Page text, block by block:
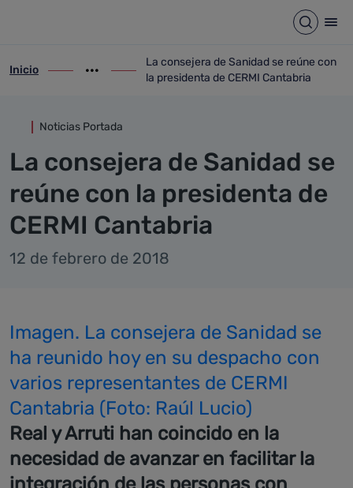
Abrir
ir-a inicio
Inicio
Mostrar opciones del camino de migas
ir-a La consejera de Sanidad se reúne
La consejera de Sanidad se reúne con
la presidenta de CERMI Cantabria
Noticias Portada
La consejera de Sanidad se
reúne con la presidenta de
CERMI Cantabria
12 de febrero de 2018
Imagen. La consejera de Sanidad se
ha reunido hoy en su despacho con
varios representantes de CERMI
Cantabria (Foto: Raúl Lucio)
Real y Arruti han coincido en la
necesidad de avanzar en facilitar la